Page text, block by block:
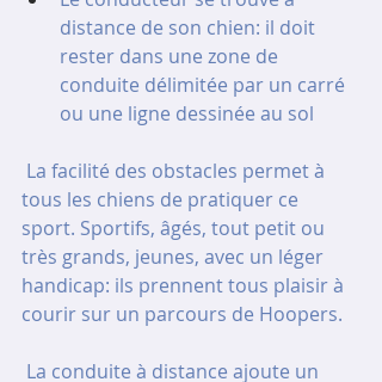
distance de son chien: il doit
rester dans une zone de
conduite délimitée par un carré
ou une ligne dessinée au sol
tous les chiens de pratiquer ce
sport. Sportifs, âgés, tout petit ou
très grands, jeunes, avec un léger
handicap: ils prennent tous plaisir à
courir sur un parcours de Hoopers.